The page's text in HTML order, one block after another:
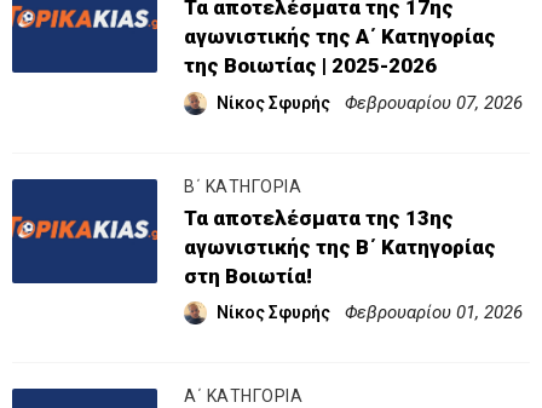
Τα αποτελέσματα της 17ης
αγωνιστικής της Α΄ Κατηγορίας
της Βοιωτίας | 2025-2026
Νίκος Σφυρής Φεβρουαρίου 07, 2026
Β΄ ΚΑΤΗΓΟΡΙΑ
Τα αποτελέσματα της 13ης
αγωνιστικής της Β΄ Κατηγορίας
στη Βοιωτία!
Νίκος Σφυρής Φεβρουαρίου 01, 2026
Α΄ ΚΑΤΗΓΟΡΙΑ